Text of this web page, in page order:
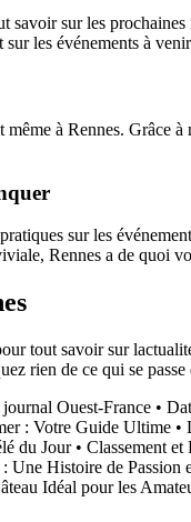
savoir sur les
les événements à
à Rennes. Grâce
sur les
Rennes a de quoi
tout savoir sur
rien de ce qui se
Ouest-France •
: Votre Guide Ultime •
du Jour• Classement
Une Histoire de Passion
Idéal pour les